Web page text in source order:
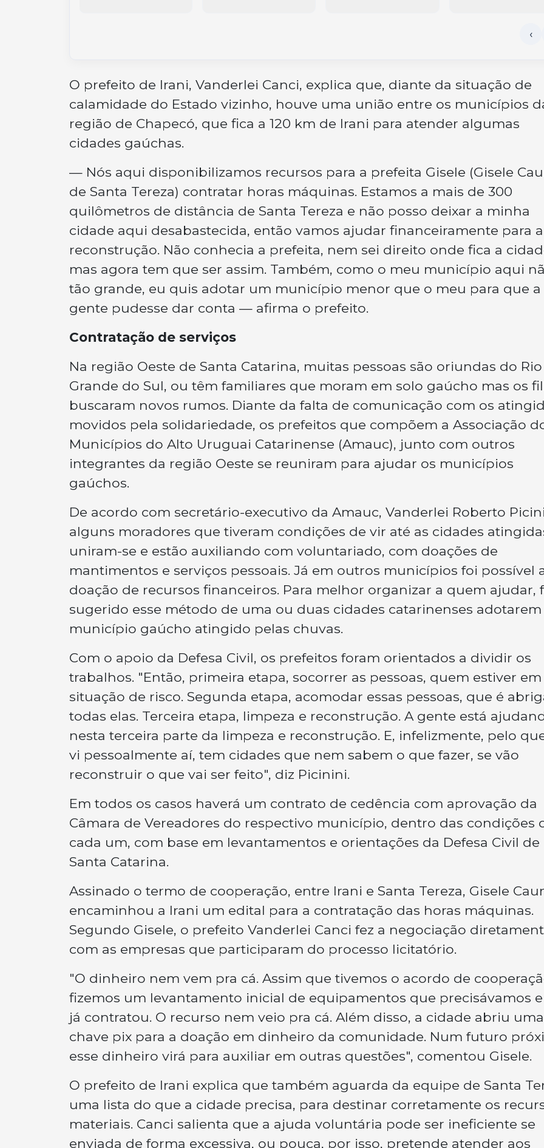
O prefeito de Irani, Vanderlei Canci, explica que, diante da situação de
calamidade do Estado vizinho, houve uma união entre os municípios
região de Chapecó, que fica a 120 km de Irani para atender algumas
cidades gaúchas.
— Nós aqui disponibilizamos recursos para a prefeita Gisele (Gisele
de Santa Tereza) contratar horas máquinas. Estamos a mais de 300
quilômetros de distância de Santa Tereza e não posso deixar a minha
cidade aqui desabastecida, então vamos ajudar financeiramente para a
reconstrução. Não conhecia a prefeita, nem sei direito onde fica a
mas agora tem que ser assim. Também, como o meu município aqui
tão grande, eu quis adotar um município menor que o meu para que a
gente pudesse dar conta — afirma o prefeito.
Contratação de serviços
Na região Oeste de Santa Catarina, muitas pessoas são oriundas do Rio
Grande do Sul, ou têm familiares que moram em solo gaúcho mas os
buscaram novos rumos. Diante da falta de comunicação com os
movidos pela solidariedade, os prefeitos que compõem a Associação
Municípios do Alto Uruguai Catarinense (Amauc), junto com outros
integrantes da região Oeste se reuniram para ajudar os municípios
gaúchos.
De acordo com secretário-executivo da Amauc, Vanderlei Roberto
alguns moradores que tiveram condições de vir até as cidades
uniram-se e estão auxiliando com voluntariado, com doações de
mantimentos e serviços pessoais. Já em outros municípios foi possível
doação de recursos financeiros. Para melhor organizar a quem ajudar,
sugerido esse método de uma ou duas cidades catarinenses
município gaúcho atingido pelas chuvas.
Com o apoio da Defesa Civil, os prefeitos foram orientados a dividir os
trabalhos. "Então, primeira etapa, socorrer as pessoas, quem estiver em
situação de risco. Segunda etapa, acomodar essas pessoas, que é
todas elas. Terceira etapa, limpeza e reconstrução. A gente está
nesta terceira parte da limpeza e reconstrução. E, infelizmente, pelo
vi pessoalmente aí, tem cidades que nem sabem o que fazer, se vão
reconstruir o que vai ser feito", diz Picinini.
Em todos os casos haverá um contrato de cedência com aprovação da
Câmara de Vereadores do respectivo município, dentro das condições
cada um, com base em levantamentos e orientações da Defesa Civil de
Santa Catarina.
Assinado o termo de cooperação, entre Irani e Santa Tereza, Gisele
encaminhou a Irani um edital para a contratação das horas máquinas.
Segundo Gisele, o prefeito Vanderlei Canci fez a negociação
com as empresas que participaram do processo licitatório.
"O dinheiro nem vem pra cá. Assim que tivemos o acordo de
fizemos um levantamento inicial de equipamentos que precisávamos
já contratou. O recurso nem veio pra cá. Além disso, a cidade abriu uma
chave pix para a doação em dinheiro da comunidade. Num futuro
esse dinheiro virá para auxiliar em outras questões", comentou Gisele.
O prefeito de Irani explica que também aguarda da equipe de Santa
uma lista do que a cidade precisa, para destinar corretamente os
materiais. Canci salienta que a ajuda voluntária pode ser ineficiente se
enviada de forma excessiva, ou pouca, por isso, pretende atender aos